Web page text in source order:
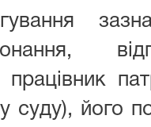
суду), його